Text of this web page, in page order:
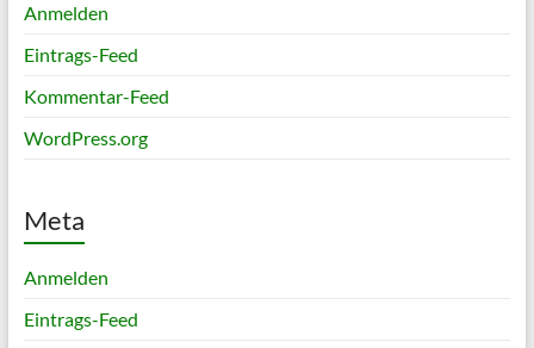
Anmelden
Eintrags-Feed
Kommentar-Feed
WordPress.org
Meta
Anmelden
Eintrags-Feed